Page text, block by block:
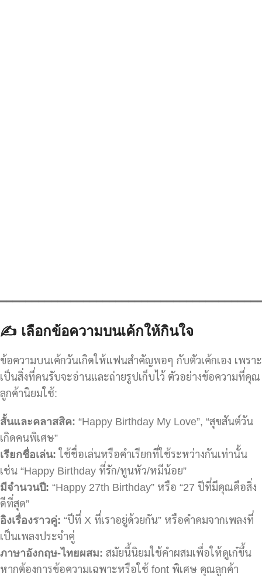
✍️ เลือกข้อความบนเค้กให้กินใจ
ข้อความบนเค้กวันเกิดให้แฟนสำคัญพอๆ กับตัวเค้กเอง เพราะ
เป็นสิ่งที่คนรับจะอ่านและถ่ายรูปเก็บไว้ ตัวอย่างข้อความที่คุณ
ลูกค้านิยมใช้:
สั้นและคลาสสิค: “Happy Birthday My Love”, “สุขสันต์วัน
เกิดคนพิเศษ”
เรียกชื่อเล่น: ใช้ชื่อเล่นหรือคำเรียกที่ใช้ระหว่างกันเท่านั้น
เช่น “Happy Birthday ที่รัก/ทูนหัว/หมีน้อย”
มีจำนวนปี: “Happy 27th Birthday” หรือ “27 ปีที่มีคุณคือสิ่ง
ดีที่สุด”
อิงเรื่องราวคู่: “ปีที่ X ที่เราอยู่ด้วยกัน” หรือคำคมจากเพลงที่
เป็นเพลงประจำคู่
ภาษาอังกฤษ-ไทยผสม: สมัยนี้นิยมใช้คำผสมเพื่อให้ดูเก๋ขึ้น
หากต้องการข้อความเฉพาะหรือใช้ font พิเศษ คุณลูกค้า